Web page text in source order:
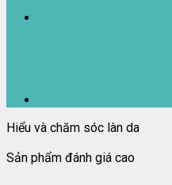
Hiểu và chăm sóc làn da
Sản phẩm đánh giá cao